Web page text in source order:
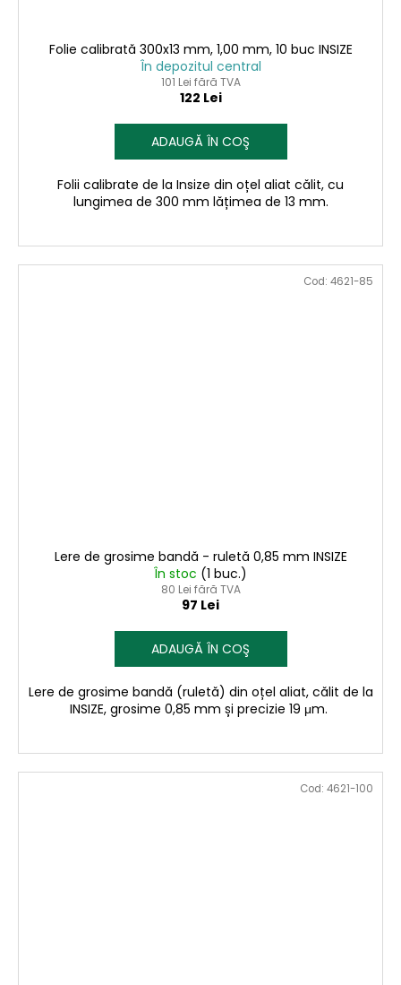
Folie calibrată 300x13 mm, 1,00 mm, 10 buc INSIZE
În depozitul central
101 Lei fără TVA
122 Lei
ADAUGĂ ÎN COŞ
Folii calibrate de la Insize din oțel aliat călit, cu
lungimea de 300 mm lățimea de 13 mm.
Lere de grosime bandă - ruletă 0,85 mm INSIZE
În stoc (1 buc.)
80 Lei fără TVA
97 Lei
ADAUGĂ ÎN COŞ
Lere de grosime bandă (ruletă) din oțel aliat, călit de la
INSIZE, grosime 0,85 mm și precizie 19 μm.
Cod: 4621-85
Cod: 4621-100